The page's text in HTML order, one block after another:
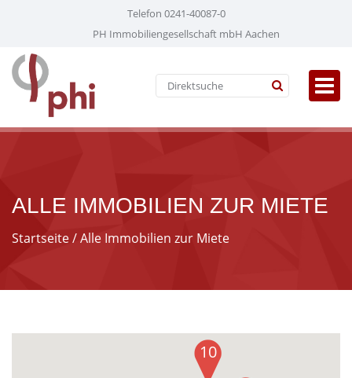
Telefon 0241-40087-0
PH Immobiliengesellschaft mbH Aachen
ALLE IMMOBILIEN ZUR MIETE
Startseite/ Alle Immobilien zur Miete
10